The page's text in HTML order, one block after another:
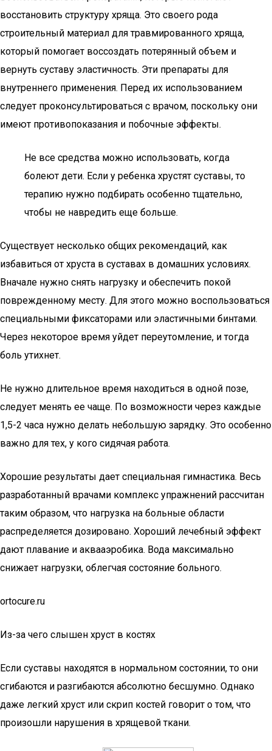
восстановить структуру хряща. Это своего рода
строительный материал для травмированного хряща,
который помогает воссоздать потерянный объем и
вернуть суставу эластичность. Эти препараты для
внутреннего применения. Перед их использованием
следует проконсультироваться с врачом, поскольку они
имеют противопоказания и побочные эффекты.
Не все средства можно использовать, когда
болеют дети. Если у ребенка хрустят суставы, то
терапию нужно подбирать особенно тщательно,
чтобы не навредить еще больше.
Существует несколько общих рекомендаций, как
избавиться от хруста в суставах в домашних условиях.
Вначале нужно снять нагрузку и обеспечить покой
поврежденному месту. Для этого можно воспользоваться
специальными фиксаторами или эластичными бинтами.
Через некоторое время уйдет переутомление, и тогда
боль утихнет.
Не нужно длительное время находиться в одной позе,
следует менять ее чаще. По возможности через каждые
1,5-2 часа нужно делать небольшую зарядку. Это особенно
важно для тех, у кого сидячая работа.
Хорошие результаты дает специальная гимнастика. Весь
разработанный врачами комплекс упражнений рассчитан
таким образом, что нагрузка на больные области
распределяется дозировано. Хороший лечебный эффект
дают плавание и аквааэробика. Вода максимально
снижает нагрузки, облегчая состояние больного.
ortocure.ru
Из-за чего слышен хруст в костях
Если суставы находятся в нормальном состоянии, то они
сгибаются и разгибаются абсолютно бесшумно. Однако
даже легкий хруст или скрип костей говорит о том, что
произошли нарушения в хрящевой ткани.